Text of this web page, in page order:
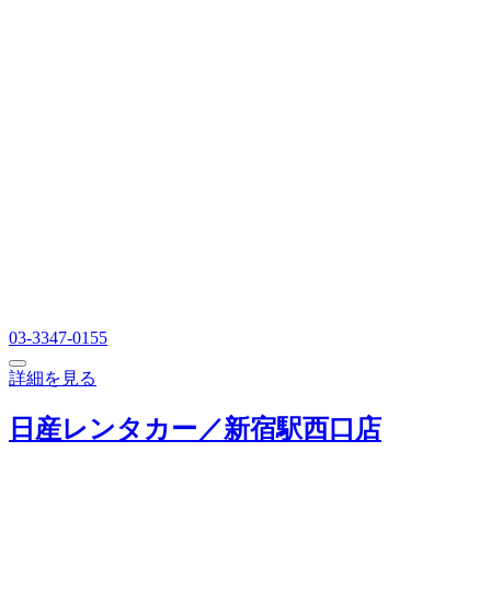
03-3347-0155
詳細を見る
日産レンタカー／新宿駅西口店